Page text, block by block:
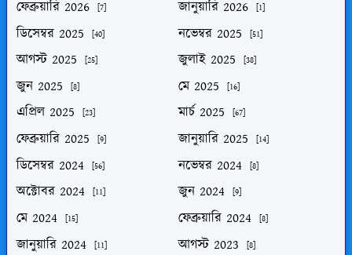
ফেব্রুয়ারি 2026 [7] জানুয়ারি 2026 [1]
ডিসেম্বর 2025 [40] নভেম্বর 2025 [51]
আগস্ট 2025 [25] জুলাই 2025 [38]
জুন 2025 [8] মে 2025 [16]
এপ্রিল 2025 [23] মার্চ 2025 [67]
ফেব্রুয়ারি 2025 [9] জানুয়ারি 2025 [14]
ডিসেম্বর 2024 [56] নভেম্বর 2024 [8]
অক্টোবর 2024 [11] জুন 2024 [9]
মে 2024 [15] ফেব্রুয়ারি 2024 [8]
জানুয়ারি 2024 [11] আগস্ট 2023 [8]